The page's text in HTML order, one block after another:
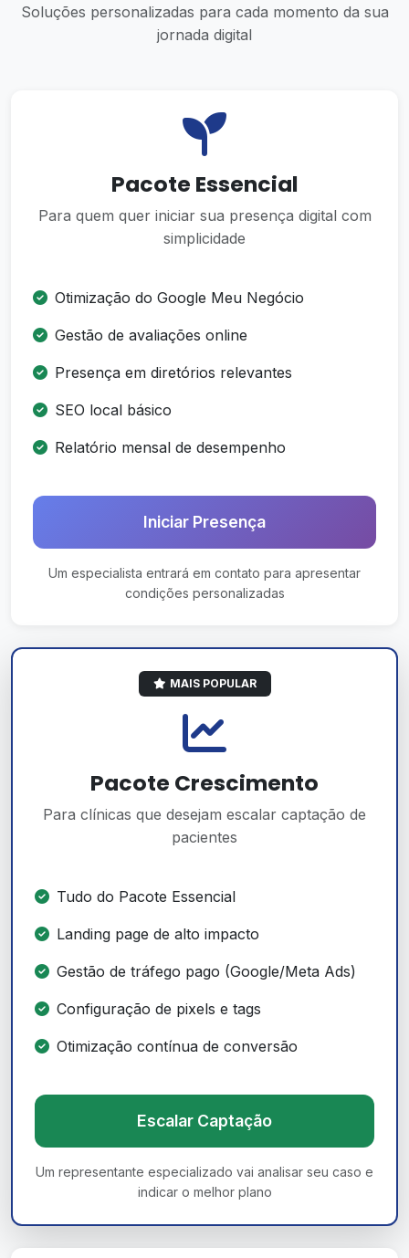
Soluções personalizadas para cada momento da sua
jornada digital
Pacote Essencial
Para quem quer iniciar sua presença digital com
simplicidade
Otimização do Google Meu Negócio
Gestão de avaliações online
Presença em diretórios relevantes
SEO local básico
Relatório mensal de desempenho
Iniciar Presença
Um especialista entrará em contato para apresentar
condições personalizadas
MAIS POPULAR
Pacote Crescimento
Para clínicas que desejam escalar captação de
pacientes
Tudo do Pacote Essencial
Landing page de alto impacto
Gestão de tráfego pago (Google/Meta Ads)
Configuração de pixels e tags
Otimização contínua de conversão
Escalar Captação
Um representante especializado vai analisar seu caso e
indicar o melhor plano